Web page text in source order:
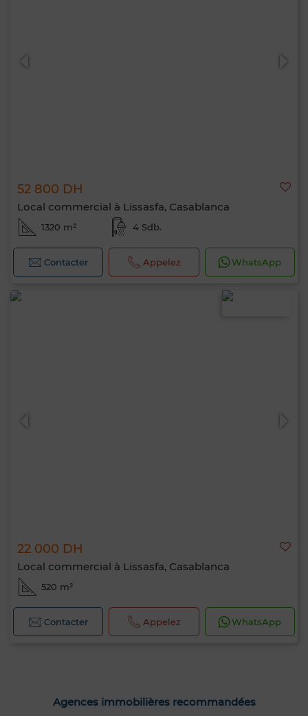
52 800 DH
Local commercial à Lissasfa, Casablanca
1320 m² 4 Sdb.
Contacter Appelez WhatsApp
22 000 DH
Local commercial à Lissasfa, Casablanca
520 m²
Contacter Appelez WhatsApp
Agences immobilières recommandées